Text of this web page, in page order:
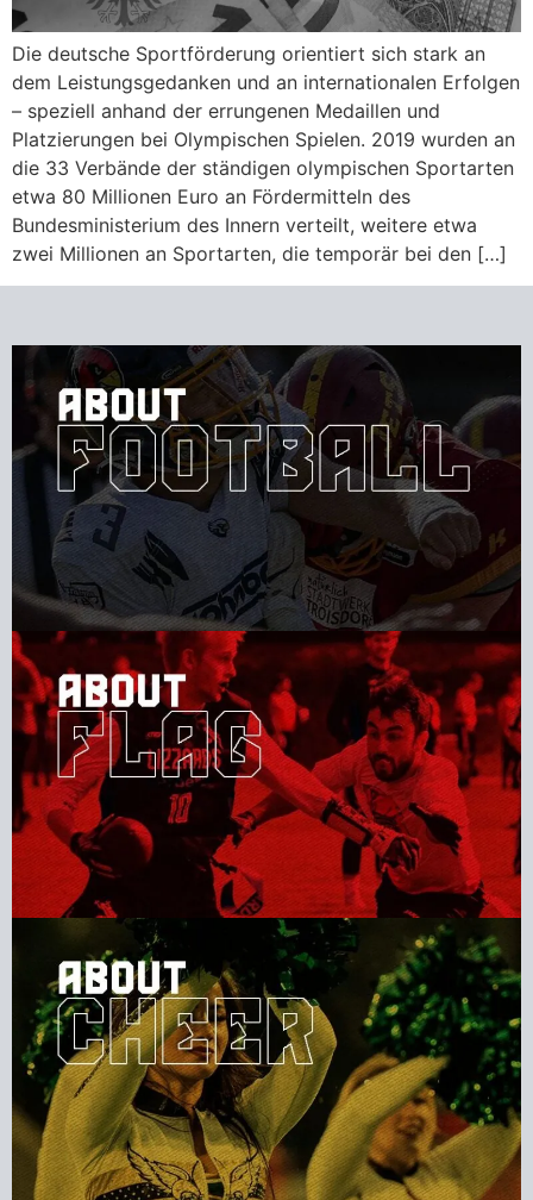
Die deutsche Sportförderung orientiert sich stark an
dem Leistungsgedanken und an internationalen Erfolgen
– speziell anhand der errungenen Medaillen und
Platzierungen bei Olympischen Spielen. 2019 wurden an
die 33 Verbände der ständigen olympischen Sportarten
etwa 80 Millionen Euro an Fördermitteln des
Bundesministerium des Innern verteilt, weitere etwa
zwei Millionen an Sportarten, die temporär bei den […]